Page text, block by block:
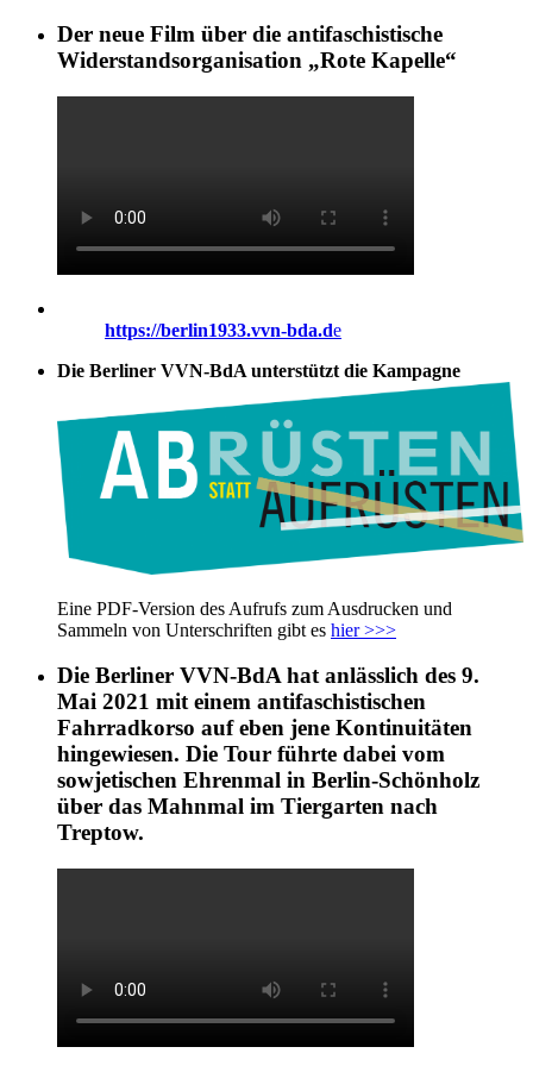
Der neue Film über die antifaschistische
Widerstandsorganisation „Rote Kapelle“
https://berlin1933.vvn-bda.de
Die Berliner VVN-BdA unterstützt die Kampagne
Eine PDF-Version des Aufrufs zum Ausdrucken und
Sammeln von Unterschriften gibt es hier >>>
Die Berliner VVN-BdA hat anlässlich des 9.
Mai 2021 mit einem antifaschistischen
Fahrradkorso auf eben jene Kontinuitäten
hingewiesen. Die Tour führte dabei vom
sowjetischen Ehrenmal in Berlin-Schönholz
über das Mahnmal im Tiergarten nach
Treptow.